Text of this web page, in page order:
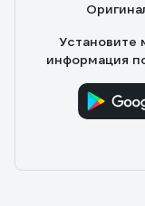
Установите
информация